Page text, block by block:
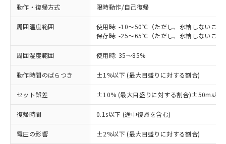
動作・復帰方式 限時動作/自己復帰
周囲温度範囲
使用時: -10～50℃（ただし、氷結しないこと
保存時: -25～65℃（ただし、氷結しないこと
周囲湿度範囲 使用時: 35～85%
動作時間のばらつき ±1%以下 (最大目盛りに対する割合)
セット誤差 ±10% (最大目盛りに対する割合)±50ms以下
復帰時間 0.1s以下 (途中復帰を含む)
電圧の影響 ±2%以下 (最大目盛りに対する割合)
※1 対応状況